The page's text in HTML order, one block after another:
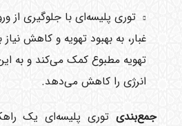
توری پلیسه‌ای با جلوگیری از
غبار، به بهبود تهویه و کاهش
تهویه مطبوع کمک می‌کند و به
انرژی را کاهش می‌دهد.
جمع‌بندیتوری پلیسه‌ای یک